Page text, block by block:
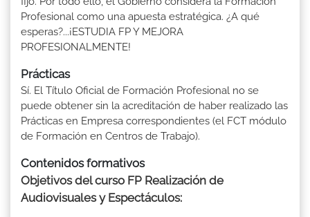
Profesional como una apuesta estratégica. ¿A qué
esperas?...¡ESTUDIA FP Y MEJORA
PROFESIONALMENTE!
Prácticas
Sí. El Título Oficial de Formación Profesional no se
puede obtener sin la acreditación de haber realizado las
Prácticas en Empresa correspondientes (el FCT módulo
de Formación en Centros de Trabajo).
Contenidos formativos
Objetivos del curso FP Realización de
Audiovisuales y Espectáculos: